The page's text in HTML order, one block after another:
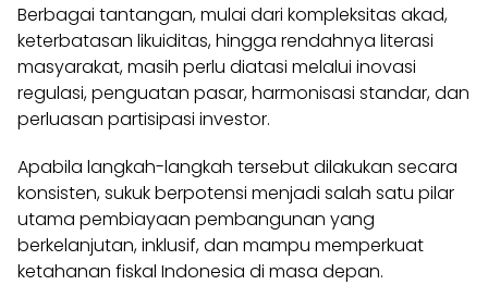
Berbagai tantangan, mulai dari kompleksitas akad,
keterbatasan likuiditas, hingga rendahnya literasi
masyarakat, masih perlu diatasi melalui inovasi
regulasi, penguatan pasar, harmonisasi standar, dan
perluasan partisipasi investor.
Apabila langkah-langkah tersebut dilakukan secara
konsisten, sukuk berpotensi menjadi salah satu pilar
utama pembiayaan pembangunan yang
berkelanjutan, inklusif, dan mampu memperkuat
ketahanan fiskal Indonesia di masa depan.